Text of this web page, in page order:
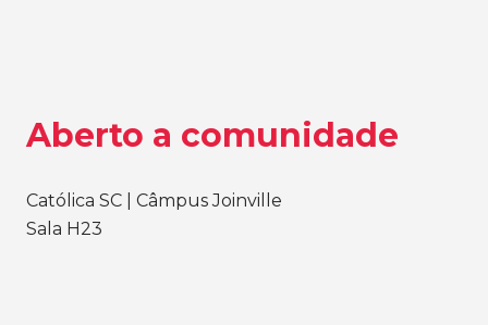
Aberto a comunidade
Católica SC | Câmpus Joinville
Sala H23